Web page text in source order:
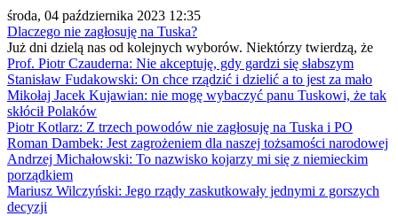
środa, 04 października 2023 12:35
Dlaczego nie zagłosuję na Tuska?
Już dni dzielą nas od kolejnych wyborów. Niektórzy twierdzą, że
Prof. Piotr Czauderna: Nie akceptuję, gdy gardzi się słabszym
Stanisław Fudakowski: On chce rządzić i dzielić a to jest za mało
Mikołaj Jacek Kujawian: nie mogę wybaczyć panu Tuskowi, że tak
skłócił Polaków
Piotr Kotlarz: Z trzech powodów nie zagłosuję na Tuska i PO
Roman Dambek: Jest zagrożeniem dla naszej tożsamości narodowej
Andrzej Michałowski: To nazwisko kojarzy mi się z niemieckim
porządkiem
Mariusz Wilczyński: Jego rządy zaskutkowały jednymi z gorszych
decyzji